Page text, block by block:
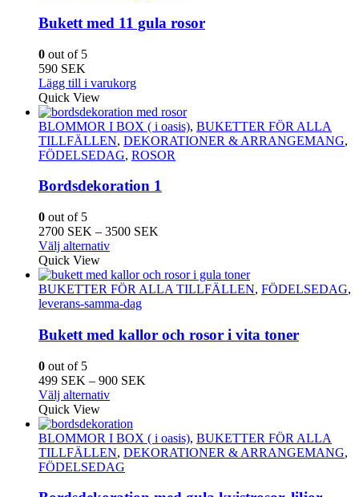
Bukett med 11 gula rosor
0 out of 5
590 SEK
Lägg till i varukorg
Quick View
BLOMMOR I BOX ( i oasis), BUKETTER FÖR ALLA
TILLFÄLLEN, DEKORATIONER & ARRANGEMANG,
FÖDELSEDAG, ROSOR
Bordsdekoration 1
0 out of 5
2700 SEK – 3500 SEK
till
3500
Välj alternativDen
produkten
har
flera
De
olika
kan
väljas
på
produktsidan
Quick View
BUKETTER FÖR ALLA TILLFÄLLEN, FÖDELSEDAG,
leverans-samma-dag
Bukett med kallor och rosor i vita toner
0 out of 5
499 SEK – 900 SEK
900
SEK
Välj alternativDen
produkten
har
flera
varianter.
Quick View
BLOMMOR I BOX ( i oasis), BUKETTER FÖR ALLA
TILLFÄLLEN, DEKORATIONER & ARRANGEMANG,
FÖDELSEDAG